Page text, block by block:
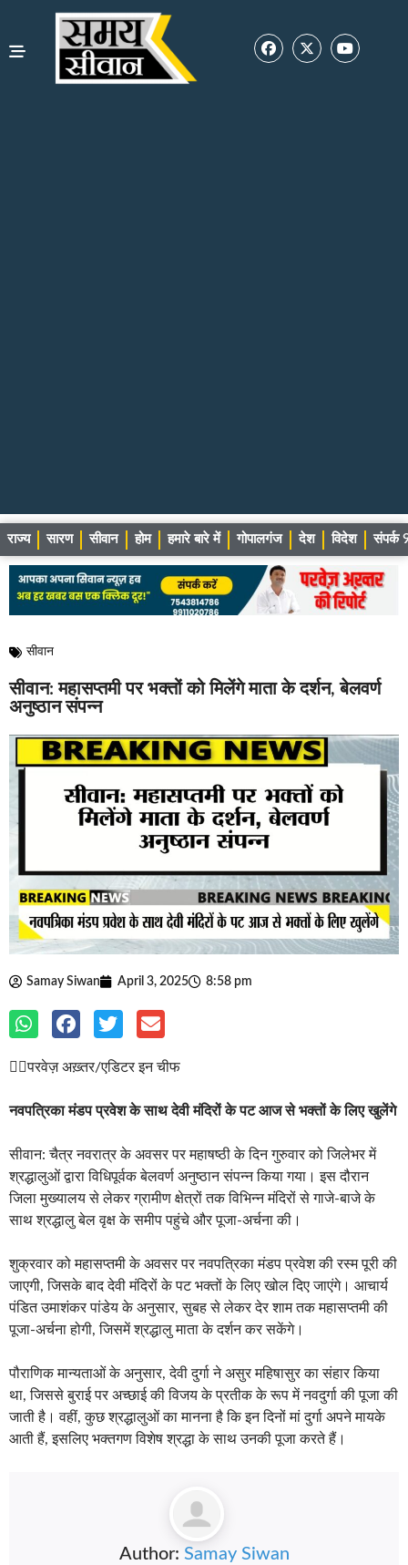
राज्य सारण सीवान होम हमारे बारे में गोपालगंज देश विदेश संपर्क
सीवान
सीवान: महासप्तमी पर भक्तों को मिलेंगे माता के दर्शन, बेलवर्ण
अनुष्ठान संपन्न
Samay Siwan April 3, 2025 8:58 pm
✍🏽परवेज़ अख़्तर/एडिटर इन चीफ
नवपत्रिका मंडप प्रवेश के साथ देवी मंदिरों के पट आज से भक्तों के लिए खुलेंगे
सीवान: चैत्र नवरात्र के अवसर पर महाषष्ठी के दिन गुरुवार को जिलेभर में
श्रद्धालुओं द्वारा विधिपूर्वक बेलवर्ण अनुष्ठान संपन्न किया गया। इस दौरान
जिला मुख्यालय से लेकर ग्रामीण क्षेत्रों तक विभिन्न मंदिरों से गाजे-बाजे के
साथ श्रद्धालु बेल वृक्ष के समीप पहुंचे और पूजा-अर्चना की।
शुक्रवार को महासप्तमी के अवसर पर नवपत्रिका मंडप प्रवेश की रस्म पूरी की
जाएगी, जिसके बाद देवी मंदिरों के पट भक्तों के लिए खोल दिए जाएंगे। आचार्य
पंडित उमाशंकर पांडेय के अनुसार, सुबह से लेकर देर शाम तक महासप्तमी की
पूजा-अर्चना होगी, जिसमें श्रद्धालु माता के दर्शन कर सकेंगे।
पौराणिक मान्यताओं के अनुसार, देवी दुर्गा ने असुर महिषासुर का संहार किया
था, जिससे बुराई पर अच्छाई की विजय के प्रतीक के रूप में नवदुर्गा की पूजा की
जाती है। वहीं, कुछ श्रद्धालुओं का मानना है कि इन दिनों मां दुर्गा अपने मायके
आती हैं, इसलिए भक्तगण विशेष श्रद्धा के साथ उनकी पूजा करते हैं।
Author: Samay Siwan